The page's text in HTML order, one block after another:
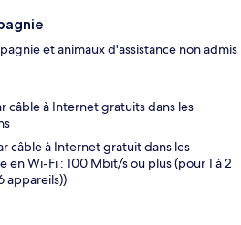
et animaux d'assistance non admis
câble à Internet gratuits dans les
câble à Internet gratuit dans les
en Wi-Fi : 100 Mbit/s ou plus (pour 1 à 2
appareils))